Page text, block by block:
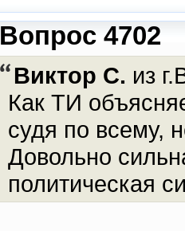
Вопрос 4702
Виктор С. из
Как ТИ
судя по всему,
Довольно
политическая